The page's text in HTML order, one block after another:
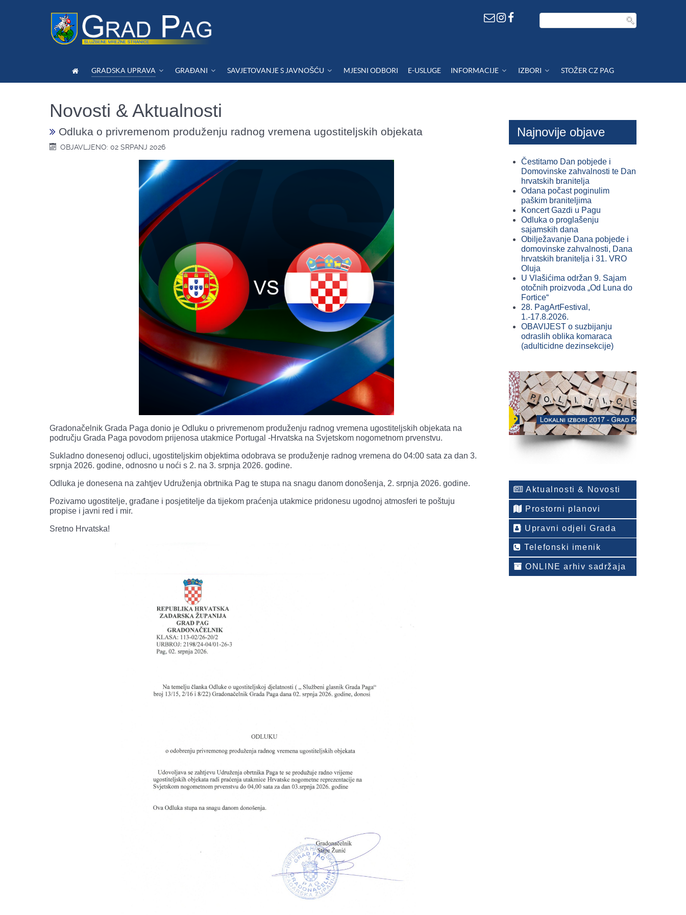
GRADSKA UPRAVA GRAĐANI SAVJETOVANJE S JAVNOŠĆU MJESNI ODBORI E-USLUGE INFORMACIJE IZBORI STOŽER CZ PAG
Novosti & Aktualnosti
Odluka o privremenom produženju radnog vremena ugostiteljskih objekata
OBJAVLJENO: 02 SRPANJ 2026
Gradonačelnik Grada Paga donio je Odluku o privremenom produženju radnog vremena ugostiteljskih objekata na
području Grada Paga povodom prijenosa utakmice Portugal -Hrvatska na Svjetskom nogometnom prvenstvu.
Sukladno donesenoj odluci, ugostiteljskim objektima odobrava se produženje radnog vremena do 04:00 sata za dan 3.
srpnja 2026. godine, odnosno u noći s 2. na 3. srpnja 2026. godine.
Odluka je donesena na zahtjev Udruženja obrtnika Pag te stupa na snagu danom donošenja, 2. srpnja 2026. godine.
Pozivamo ugostitelje, građane i posjetitelje da tijekom praćenja utakmice pridonesu ugodnoj atmosferi te poštuju
propise i javni red i mir.
Sretno Hrvatska!
Najnovije objave
Čestitamo Dan pobjede i
Domovinske zahvalnosti te Dan
hrvatskih branitelja
Odana počast poginulim
paškim braniteljima
Koncert Gazdi u Pagu
Odluka o proglašenju
sajamskih dana
Obilježavanje Dana pobjede i
domovinske zahvalnosti, Dana
hrvatskih branitelja i 31. VRO
Oluja
U Vlašićima održan 9. Sajam
otočnih proizvoda „Od Luna do
Fortice“
28. PagArtFestival,
1.-17.8.2026.
OBAVIJEST o suzbijanju
odraslih oblika komaraca
(adulticidne dezinsekcije)
Aktualnosti & Novosti
Prostorni planovi
Upravni odjeli Grada
Telefonski imenik
ONLINE arhiv sadržaja